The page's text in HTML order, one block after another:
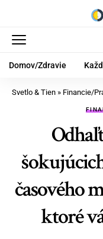
Domov/Zdravie
Svetlo & Tien » Financie/
časového
ktoré